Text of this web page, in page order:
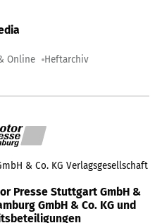
Online Heftarchiv
& Co. KG Verlagsgesellschaft
Presse Stuttgart GmbH &
GmbH & Co. KG und